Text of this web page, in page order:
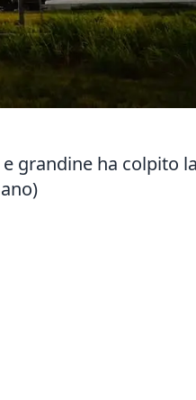
grandine ha colpito